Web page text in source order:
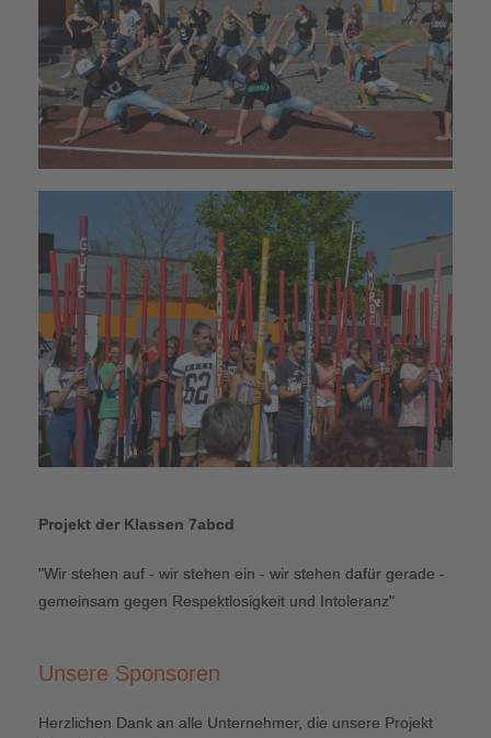
Projekt der Klassen 7abcd
"Wir stehen auf - wir stehen ein - wir stehen dafür gerade -
gemeinsam gegen Respektlosigkeit und Intoleranz"
Unsere Sponsoren
Herzlichen Dank an alle Unternehmer, die unsere Projekt